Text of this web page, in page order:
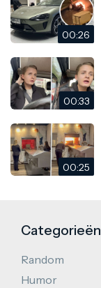
00:26
00:33
00:25
Categorieën
Random
Humor